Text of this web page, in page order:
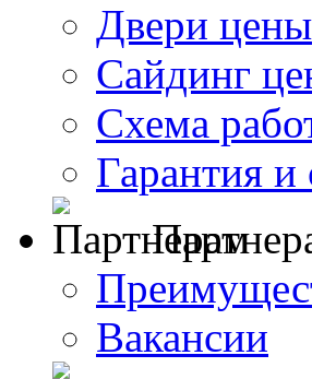
Двери цены
Сайдинг
Схема
Гарантия и
Вакансии